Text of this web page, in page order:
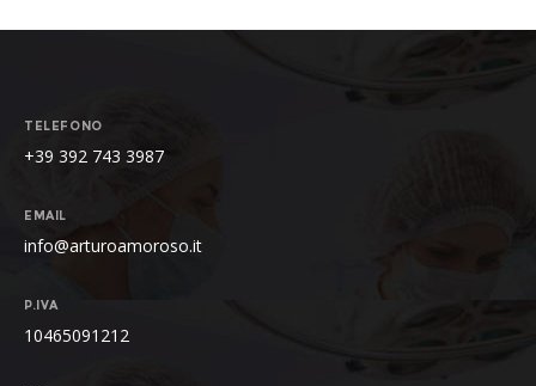
TELEFONO
+39 392 743 3987
EMAIL
info@arturoamoroso.it
P.IVA
10465091212